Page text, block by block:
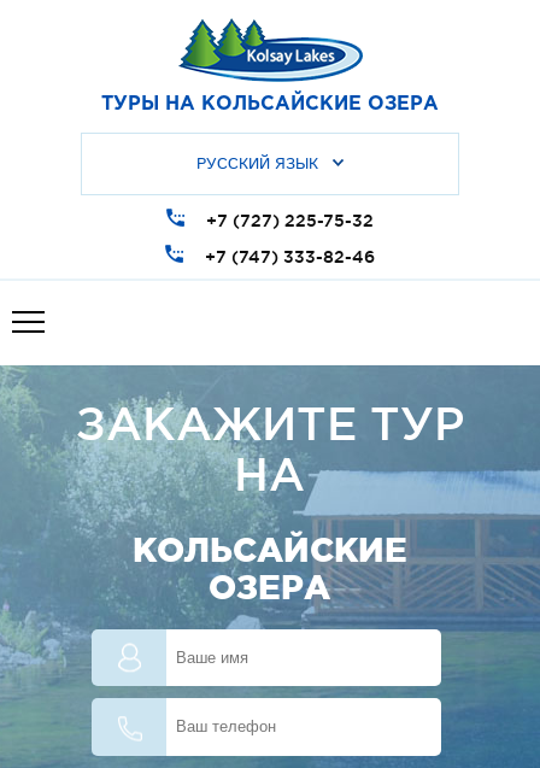
ТУРЫ НА КОЛЬСАЙСКИЕ ОЗЕРА
РУССКИЙ ЯЗЫК
+7 (727) 225-75-32
+7 (747) 333-82-46
ЗАКАЖИТЕ ТУР
НА
КОЛЬСАЙСКИЕ
ОЗЕРА